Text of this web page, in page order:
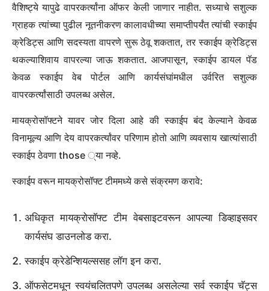
वैशिष्ट्ये यापुढे वापरकर्त्यांना ऑफर केली जाणार नाहीत. सध्याचे सशुल्क
ग्राहक त्यांच्या पुढील नूतनीकरण कालावधीच्या समाप्तीपर्यंत त्यांची स्काईप
क्रेडिट्स आणि सदस्यता वापरणे सुरू ठेवू शकतात, तर स्काईप क्रेडिट्स
थकल्याशिवाय वापरल्या जाऊ शकतात. आजपासून, स्काईप डायल पॅड
केवळ स्काईप वेब पोर्टल आणि कार्यसंघांमधील उर्वरित सशुल्क
वापरकर्त्यांसाठी उपलब्ध असेल.
मायक्रोसॉफ्टने यावर जोर दिला आहे की स्काईप बंद केल्याने केवळ
विनामूल्य आणि देय वापरकर्त्यांवर परिणाम होतो आणि व्यवसाय खात्यांसाठी
स्काईप ठेवणा those ्या नव्हे.
स्काईप वरून मायक्रोसॉफ्ट टीममध्ये कसे संक्रमण करावे: